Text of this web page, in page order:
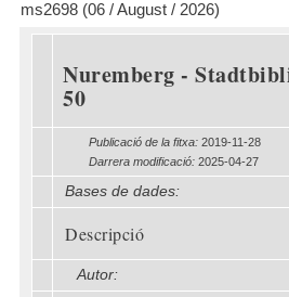
ms2698 (06 / August / 2026)
Nuremberg -
50
Publicació de la fitxa: 2019-11-28
Darrera modificació: 2025-04-27
Bases de dades:
Descripció
Autor: